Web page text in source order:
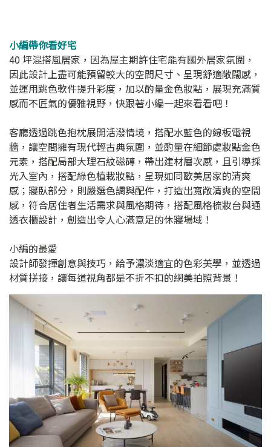
小編帶你看好宅
40 坪混搭風居家，因為屋主期許住宅能有國外居家氛圍，
因此設計上盡可能預留較大的空間尺寸、呈現舒適敞闊感，
並運用跳色軟件提升彩度，加以酌量金色妝點，展現充滿質
感而不匠氣的優雅視野，快跟著小編一起來看看吧！
客廳透過跳色抱枕展開活潑情境，搭配水藍色的線板電視
牆，讓空間擁有現代輕古典氛圍，並酌量在細節處妝點金色
元素，搭配局部大理石紋磁磚，帶出建材層次感，且引導採
光入室內，搭配綠色植栽妝點，呈現如同歐美居家的清爽
感；寢臥部分，則嚴選色調與配件，打造出寬敞清爽的空間
感，符合居住者生活需求與風格期待，搭配風格梳妝台與通
透衣櫃設計，創造出令人心滿意足的休寢場域！
小編的最愛
設計師發揮創意與技巧，給予濃淡適宜的色彩美學，並透過
材質拼接，讓每道視角都是不折不扣的網美拍照背景！